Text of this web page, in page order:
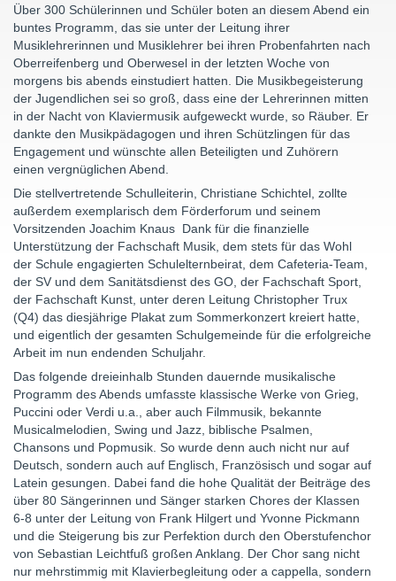
Über 300 Schülerinnen und Schüler boten an diesem Abend ein
buntes Programm, das sie unter der Leitung ihrer
Musiklehrerinnen und Musiklehrer bei ihren Probenfahrten nach
Oberreifenberg und Oberwesel in der letzten Woche von
morgens bis abends einstudiert hatten. Die Musikbegeisterung
der Jugendlichen sei so groß, dass eine der Lehrerinnen mitten
in der Nacht von Klaviermusik aufgeweckt wurde, so Räuber. Er
dankte den Musikpädagogen und ihren Schützlingen für das
Engagement und wünschte allen Beteiligten und Zuhörern
einen vergnüglichen Abend.
Die stellvertretende Schulleiterin, Christiane Schichtel, zollte
außerdem exemplarisch dem Förderforum und seinem
Vorsitzenden Joachim Knaus Dank für die finanzielle
Unterstützung der Fachschaft Musik, dem stets für das Wohl
der Schule engagierten Schulelternbeirat, dem Cafeteria-Team,
der SV und dem Sanitätsdienst des GO, der Fachschaft Sport,
der Fachschaft Kunst, unter deren Leitung Christopher Trux
(Q4) das diesjährige Plakat zum Sommerkonzert kreiert hatte,
und eigentlich der gesamten Schulgemeinde für die erfolgreiche
Arbeit im nun endenden Schuljahr.
Das folgende dreieinhalb Stunden dauernde musikalische
Programm des Abends umfasste klassische Werke von Grieg,
Puccini oder Verdi u.a., aber auch Filmmusik, bekannte
Musicalmelodien, Swing und Jazz, biblische Psalmen,
Chansons und Popmusik. So wurde denn auch nicht nur auf
Deutsch, sondern auch auf Englisch, Französisch und sogar auf
Latein gesungen. Dabei fand die hohe Qualität der Beiträge des
über 80 Sängerinnen und Sänger starken Chores der Klassen
6-8 unter der Leitung von Frank Hilgert und Yvonne Pickmann
und die Steigerung bis zur Perfektion durch den Oberstufenchor
von Sebastian Leichtfuß großen Anklang. Der Chor sang nicht
nur mehrstimmig mit Klavierbegleitung oder a cappella, sondern